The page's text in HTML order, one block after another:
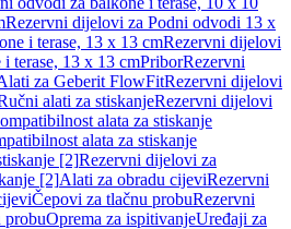
Rezervni dijelovi za Podni odvodi 13 x
i terase, 13 x 13 cmRezervni dijelovi
terase, 13 x 13 cmPriborRezervni
za Geberit FlowFitRezervni dijelovi
alati za stiskanjeRezervni dijelovi
alata za stiskanje
alata za stiskanje
[2]Rezervni dijelovi za
[2]Alati za obradu cijeviRezervni
Čepovi za tlačnu probuRezervni
probuOprema za ispitivanjeUređaji za